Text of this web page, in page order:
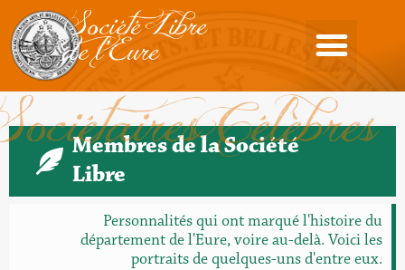
Société Libre
de l'Eure
Célèbres
Membres de la Société
Libre
Personnalités qui ont marqué l'histoire du
département de l'Eure, voire au-delà. Voici les
portraits de quelques-uns d'entre eux.